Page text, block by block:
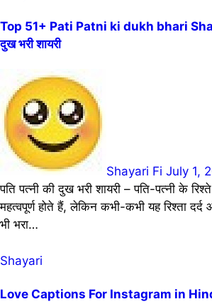
Top 51+ Pati Patni ki dukh bhari
दुख भरी शायरी
Shayari Fi July 1,
पति पत्नी की दुख भरी शायरी – पति-पत्नी के रिश्ते में प्यार और भरोसा सबसे
महत्वपूर्ण होते हैं, लेकिन कभी-कभी यह रिश्ता
भी भरा…
Shayari
Love Captions For Instagram in